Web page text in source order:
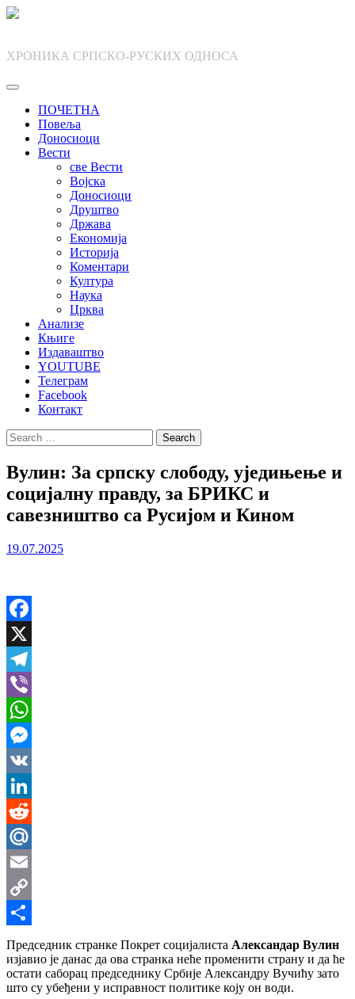
Skip
ХРОНИКА СРПСКО-РУСКИХ ОДНОСА
ПОЧЕТНА
Повеља
Доносиоци
Вести
све Вести
Војска
Доносиоци
Друштво
Држава
Економија
Историја
Коментари
Култура
Наука
Црква
Анализе
Књиге
Издаваштво
YOUTUBE
Телеграм
Facebook
Контакт
Search
for:
Вулин: За српску слободу, уједињење и
социјалну правду, за БРИКС и
савезништво са Русијом и Кином
19.07.2025
Facebook
X
Telegram
Viber
WhatsApp
Messenger
VK
LinkedIn
Reddit
Mail.Ru
Email
Copy
Link
Share
Председник странке Покрет социјалиста Александар Вулин
изјавио је данас да ова странка неће променити страну и да ће
остати саборац председнику Србије Александру Вучићу зато
што су убеђени у исправност политике коју он води.